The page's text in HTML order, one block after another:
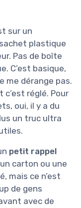
sur un
plastique
Pas de boîte
C’est basique,
me dérange pas.
réglé. Pour
oui, il y a du
un truc ultra
petit rappel
carton ou une
mais ce n’est
de gens
avec de